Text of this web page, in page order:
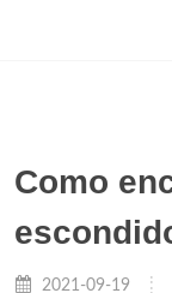
Como
2021-09-19